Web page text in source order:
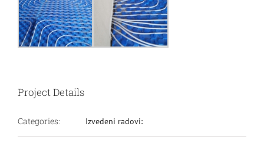
Project Details
Categories: Izvedeni radovi: